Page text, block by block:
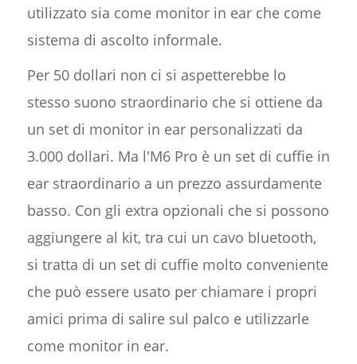
utilizzato sia come monitor in ear che come
sistema di ascolto informale.
Per 50 dollari non ci si aspetterebbe lo
stesso suono straordinario che si ottiene da
un set di monitor in ear personalizzati da
3.000 dollari. Ma l'M6 Pro è un set di cuffie in
ear straordinario a un prezzo assurdamente
basso. Con gli extra opzionali che si possono
aggiungere al kit, tra cui un cavo bluetooth,
si tratta di un set di cuffie molto conveniente
che può essere usato per chiamare i propri
amici prima di salire sul palco e utilizzarle
come monitor in ear.